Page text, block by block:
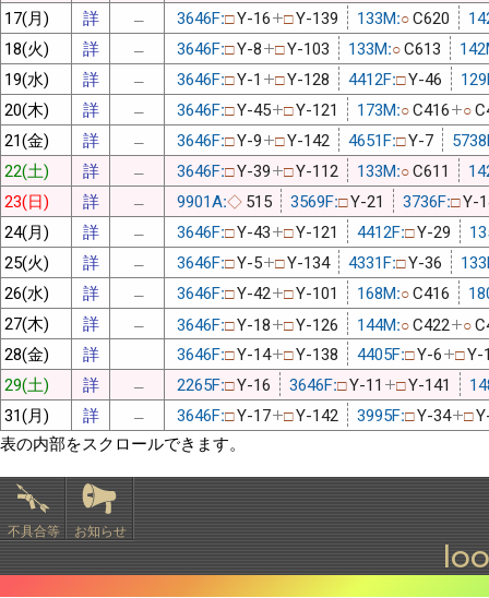
17(月)
詳 ─ 3646F:□Y-16 □Y-139 133M:○C620
18(火)
詳 ─ 3646F:□Y-8 □Y-103 133M:○C613
19(水)
詳 ─ 3646F:□Y-1 □Y-128 4412F:□Y-46
20(木)
詳 ─ 3646F:□Y-45 □Y-121 173M:○C416 ○
21(金)
詳 ─ 3646F:□Y-9 □Y-142 4651F:□Y-7
22(土)
詳 ─ 3646F:□Y-39 □Y-112 133M:○C611
23(日)
詳 ─ 9901A:◇ 515 3569F:□Y-21 3736F:□Y-
24(月)
詳 ─ 3646F:□Y-43 □Y-121 4412F:□Y-29
25(火)
詳 ─ 3646F:□Y-5 □Y-134 4331F:□Y-36
26(水)
詳 ─ 3646F:□Y-42 □Y-101 168M:○C416
27(木)
詳 ─ 3646F:□Y-18 □Y-126 144M:○C422 ○
28(金)
詳 3646F:□Y-14 □Y-138 4405F:□Y-6 □Y-
29(土)
詳 ─ 2265F:□Y-16 3646F:□Y-11 □Y-141
31(月)
詳 ─ 3646F:□Y-17 □Y-142 3995F:□Y-34 □
表の内部をスクロールできます。
不具合等 お知らせ